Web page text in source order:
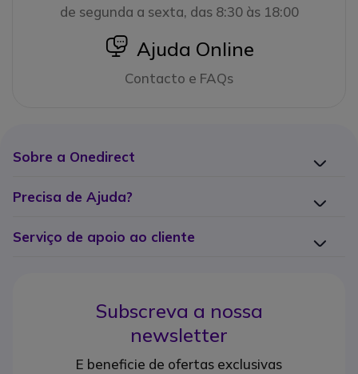
de segunda a sexta, das 8:30 às 18:00
icon
Ajuda Online
Contacto e FAQs
Sobre a Onedirect
Precisa de Ajuda?
Serviço de apoio ao cliente
Subscreva a nossa
newsletter
E beneficie de ofertas exclusivas